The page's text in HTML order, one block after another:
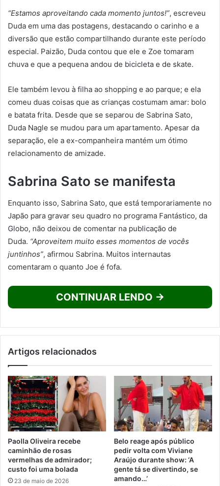
“Estamos aproveitando cada momento juntos!”, escreveu
Duda em uma das postagens, destacando o carinho e a
diversão que estão compartilhando durante este período
especial. Paizão, Duda contou que ele e Zoe tomaram
chuva e que a pequena andou de bicicleta e de skate.
Ele também levou à filha ao shopping e ao parque; e ela
comeu duas coisas que as crianças costumam amar: bolo
e batata frita. Desde que se separou de Sabrina Sato,
Duda Nagle se mudou para um apartamento. Apesar da
separação, ele a ex-companheira mantém um ótimo
relacionamento de amizade.
Sabrina Sato se manifesta
Enquanto isso, Sabrina Sato, que está temporariamente no
Japão para gravar seu quadro no programa Fantástico, da
Globo, não deixou de comentar na publicação de
Duda. “Aproveitem muito esses momentos de vocês
juntinhos”, afirmou Sabrina. Muitos internautas
comentaram o quanto Joe é fofa.
CONTINUAR LENDO →
Artigos relacionados
Paolla Oliveira recebe
caminhão de rosas
vermelhas de admirador;
custo foi uma bolada
23 de maio de 2026
Belo reage após público
pedir volta com Viviane
Araújo durante show: ‘A
gente tá se divertindo, se
amando…’